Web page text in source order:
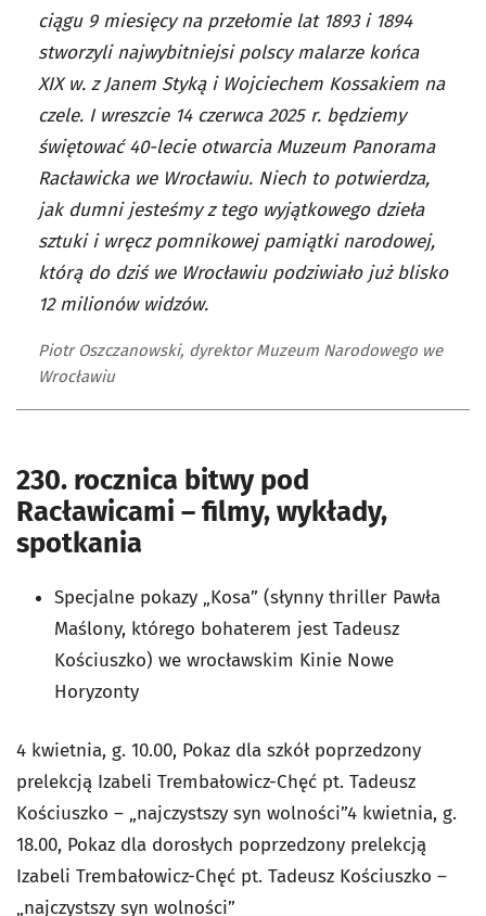
ciągu 9 miesięcy na przełomie lat 1893 i 1894
stworzyli najwybitniejsi polscy malarze końca
XIX w. z Janem Styką i Wojciechem Kossakiem na
czele. I wreszcie 14 czerwca 2025 r. będziemy
świętować 40-lecie otwarcia Muzeum Panorama
Racławicka we Wrocławiu. Niech to potwierdza,
jak dumni jesteśmy z tego wyjątkowego dzieła
sztuki i wręcz pomnikowej pamiątki narodowej,
którą do dziś we Wrocławiu podziwiało już blisko
12 milionów widzów.
Piotr Oszczanowski, dyrektor Muzeum Narodowego we
Wrocławiu
230. rocznica bitwy pod
Racławicami – filmy, wykłady,
spotkania
Specjalne pokazy „Kosa” (słynny thriller Pawła
Maślony, którego bohaterem jest Tadeusz
Kościuszko) we wrocławskim Kinie Nowe
Horyzonty
4 kwietnia, g. 10.00, Pokaz dla szkół poprzedzony
prelekcją Izabeli Trembałowicz-Chęć pt. Tadeusz
Kościuszko – „najczystszy syn wolności”4 kwietnia, g.
18.00, Pokaz dla dorosłych poprzedzony prelekcją
Izabeli Trembałowicz-Chęć pt. Tadeusz Kościuszko –
„najczystszy syn wolności”